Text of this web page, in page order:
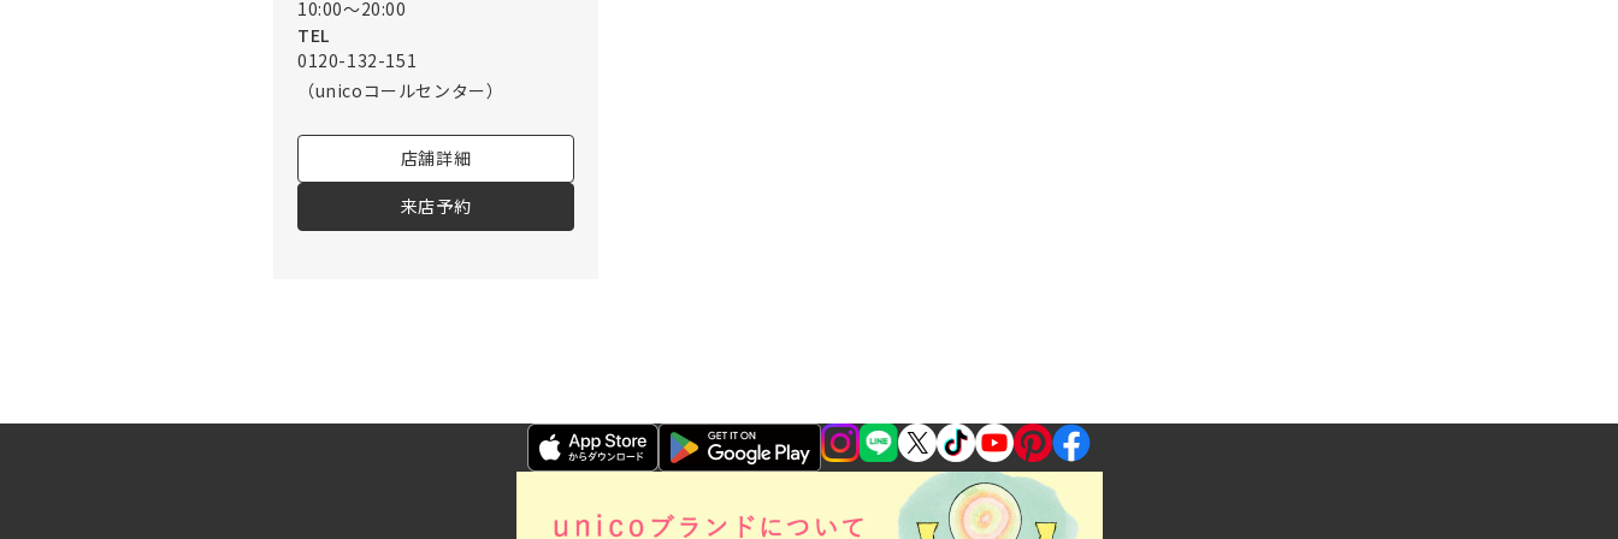
10:00～20:00
TEL
0120-132-151
（unicoコールセンター）
店舗詳細
来店予約